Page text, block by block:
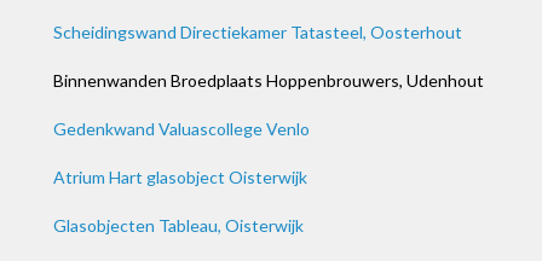
Scheidingswand Directiekamer Tatasteel, Oosterhout
Binnenwanden Broedplaats Hoppenbrouwers, Udenhout
Gedenkwand Valuascollege Venlo
Atrium Hart glasobject Oisterwijk
Glasobjecten Tableau, Oisterwijk